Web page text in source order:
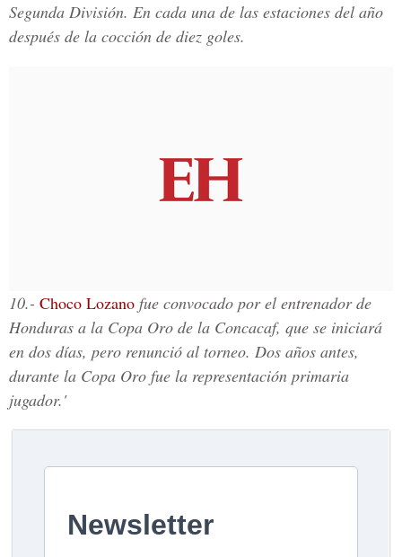
Segunda División. En cada una de las estaciones del año
después de la cocción de diez goles.
10.- Choco Lozano fue convocado por el entrenador de
Honduras a la Copa Oro de la Concacaf, que se iniciará
en dos días, pero renunció al torneo. Dos años antes,
durante la Copa Oro fue la representación primaria
jugador.'